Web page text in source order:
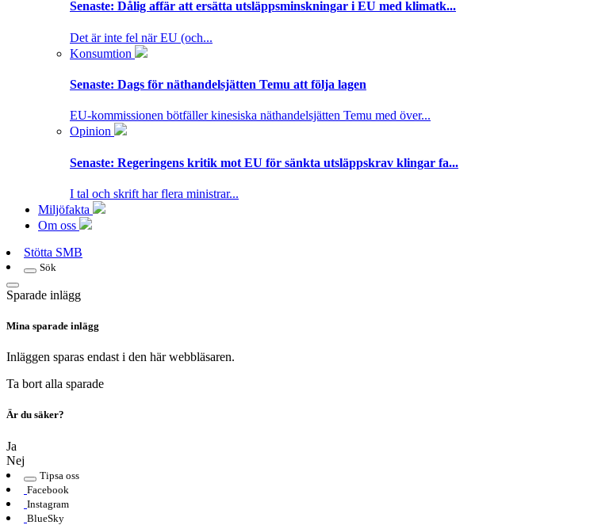
Senaste: Dålig affär att ersätta utsläppsminskningar i EU med klimatk...
Det är inte fel när EU (och...
Konsumtion
Senaste: Dags för näthandelsjätten Temu att följa lagen
EU-kommissionen bötfäller kinesiska näthandelsjätten Temu med över...
Opinion
Senaste: Regeringens kritik mot EU för sänkta utsläppskrav klingar fa...
I tal och skrift har flera ministrar...
Miljöfakta
Om oss
Stötta SMB
Sök
Sparade inlägg
Mina sparade inlägg
Inläggen sparas endast i den här webbläsaren.
Ta bort alla sparade
Är du säker?
Ja
Nej
Tipsa oss
Facebook
Instagram
BlueSky